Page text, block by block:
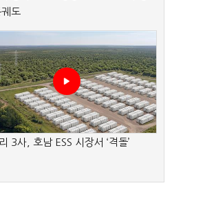
도
3사, 호남 ESS 시장서 ‘격돌’